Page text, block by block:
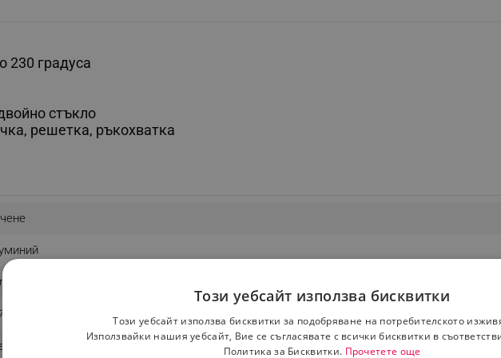
230 градуса
стъкло
решетка, ръкохватка
Фурна
Този уебсайт използва бисквитки
Този уебсайт използва бисквитки за подобряване на потребителското
Използвайки нашия уебсайт, Вие се съгласявате с всички бисквитки в
Политика за Бисквитки. Прочетете още